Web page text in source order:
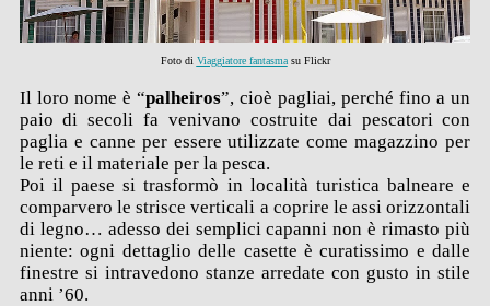
Foto di Viaggiatore fantasmasu Flickr
Il loro nome è “palheiros”, cioè pagliai, perché fino a un
paio di secoli fa venivano costruite dai pescatori con
paglia e canne per essere utilizzate come magazzino per
le reti e il materiale per la pesca.
Poi il paese si trasformò in località turistica balneare e
comparvero le strisce verticali a coprire le assi orizzontali
di legno… adesso dei semplici capanni non è rimasto più
niente: ogni dettaglio delle casette è curatissimo e dalle
finestre si intravedono stanze arredate con gusto in stile
anni ’60.